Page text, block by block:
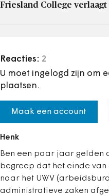
Friesland College
Reacties: 2
U moet ingelogd zijn om
plaatsen.
Maak een account
Henk
Ben een paar jaar gelden
begreep dat het einde
naar het UWV
administratieve zaken